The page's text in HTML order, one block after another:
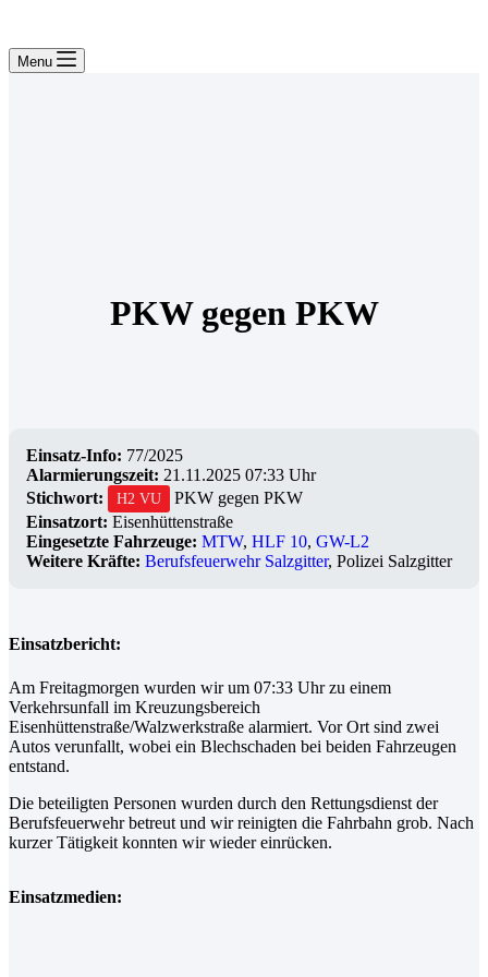
Menu
PKW gegen PKW
Einsatz-Info: 77/2025
Alarmierungszeit: 21.11.2025 07:33 Uhr
Stichwort:
H2 VU
PKW gegen PKW
Einsatzort: Eisenhüttenstraße
Eingesetzte Fahrzeuge: MTW, HLF 10, GW-L2
Weitere Kräfte: Berufsfeuerwehr Salzgitter, Polizei Salzgitter
Einsatzbericht:
Am Freitagmorgen wurden wir um 07:33 Uhr zu einem
Verkehrsunfall im Kreuzungsbereich
Eisenhüttenstraße/Walzwerkstraße alarmiert. Vor Ort sind zwei
Autos verunfallt, wobei ein Blechschaden bei beiden Fahrzeugen
entstand.
Die beteiligten Personen wurden durch den Rettungsdienst der
Berufsfeuerwehr betreut und wir reinigten die Fahrbahn grob. Nach
kurzer Tätigkeit konnten wir wieder einrücken.
Einsatzmedien: